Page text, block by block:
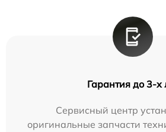
Гарантия до 3-х
Сервисный центр
оригинальные запчасти